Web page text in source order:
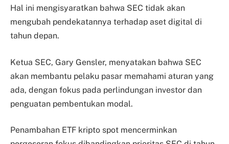
Hal ini mengisyaratkan bahwa SEC tidak akan
mengubah pendekatannya terhadap aset digital di
tahun depan.
Ketua SEC, Gary Gensler, menyatakan bahwa SEC
akan membantu pelaku pasar memahami aturan yang
ada, dengan fokus pada perlindungan investor dan
penguatan pembentukan modal.
Penambahan ETF kripto spot mencerminkan